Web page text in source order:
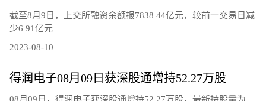
截至8月9日，上交所融资余额报7838 44亿元，较前一交易日减
少6 91亿元
2023-08-10
得润电子08月09日获深股通增持52.27万股
08月09日，得润电子获深股通增持52 27万股，最新持股量为